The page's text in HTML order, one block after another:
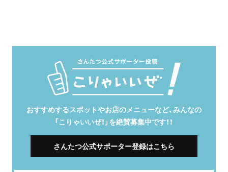
おすすめするスポットやお店のメニューなど、みんなの
「こりゃいいぜ！」を絶賛募集中です！！
さんたつ公式サポーター登録はこちら